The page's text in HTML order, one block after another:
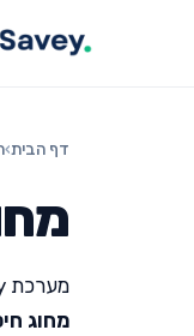
דף הבית›
מערכת Savey
מחוג